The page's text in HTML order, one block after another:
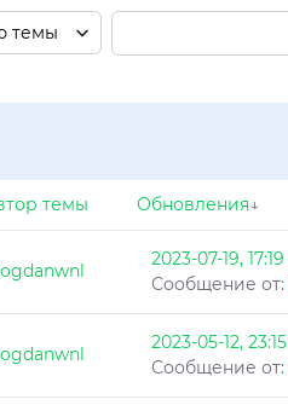
темы Обновления↓
2023-07-19, 17:19
Сообщение от:
2023-05-12, 23:15
Сообщение от: